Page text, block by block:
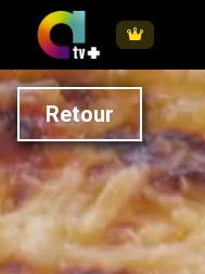
Retour